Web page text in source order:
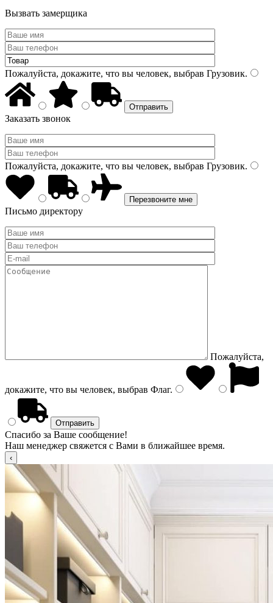
Вызвать замерщика
Пожалуйста, докажите, что вы человек, выбрав Грузовик.
Заказать звонок
Пожалуйста, докажите, что вы человек, выбрав Грузовик.
Письмо директору
Пожалуйста,
докажите, что вы человек, выбрав Флаг.
Спасибо за Ваше сообщение!
Наш менеджер свяжется с Вами в ближайшее время.